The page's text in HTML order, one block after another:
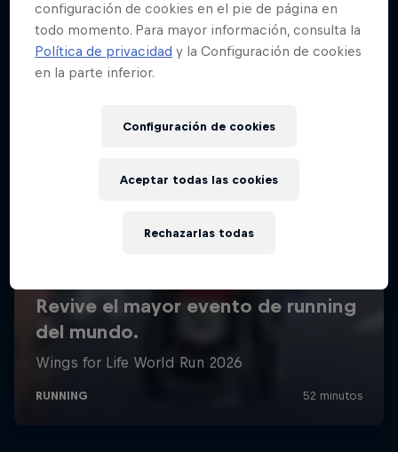
configuración de cookies en el pie de página en
todo momento. Para mayor información, consulta la
Política de privacidad y la Configuración de cookies
en la parte inferior.
Configuración de cookies
Rechazarlas todas
Aceptar todas las cookies